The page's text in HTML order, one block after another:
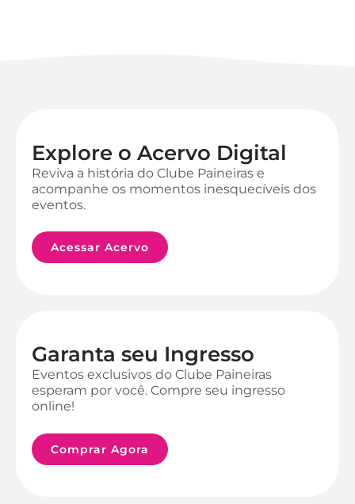
Explore o Acervo Digital
Reviva a história do Clube Paineiras e
acompanhe os momentos inesquecíveis dos
eventos.
Acessar Acervo
Garanta seu Ingresso
Eventos exclusivos do Clube Paineiras
esperam por você. Compre seu ingresso
online!
Comprar Agora